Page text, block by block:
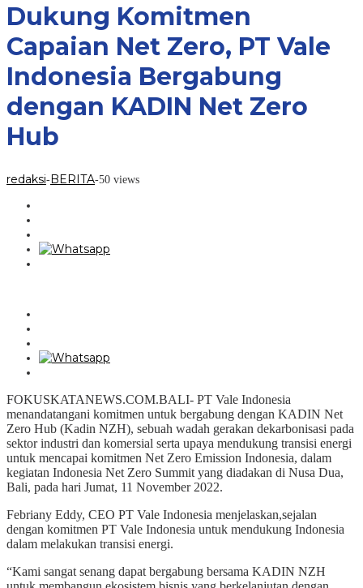
Dukung Komitmen
Capaian Net Zero, PT Vale
Indonesia Bergabung
dengan KADIN Net Zero
Hub
redaksi-BERITA-50 views
FOKUSKATANEWS.COM.BALI- PT Vale Indonesia
menandatangani komitmen untuk bergabung dengan KADIN Net
Zero Hub (Kadin NZH), sebuah wadah gerakan dekarbonisasi pada
sektor industri dan komersial serta upaya mendukung transisi energi
untuk mencapai komitmen Net Zero Emission Indonesia, dalam
kegiatan Indonesia Net Zero Summit yang diadakan di Nusa Dua,
Bali, pada hari Jumat, 11 November 2022.
Febriany Eddy, CEO PT Vale Indonesia menjelaskan,sejalan
dengan komitmen PT Vale Indonesia untuk mendukung Indonesia
dalam melakukan transisi energi.
“Kami sangat senang dapat bergabung bersama KADIN NZH